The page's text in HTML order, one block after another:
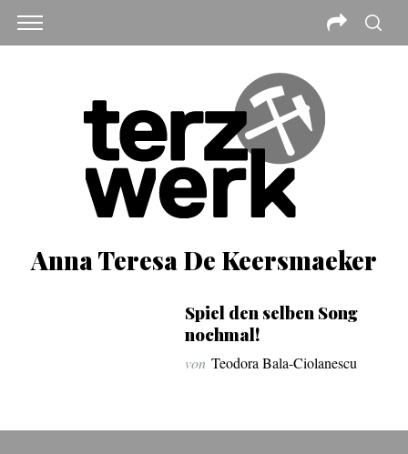
Anna Teresa De Keersmaeker
Spiel den selben Song
nochmal!
von Teodora Bala-Ciolanescu